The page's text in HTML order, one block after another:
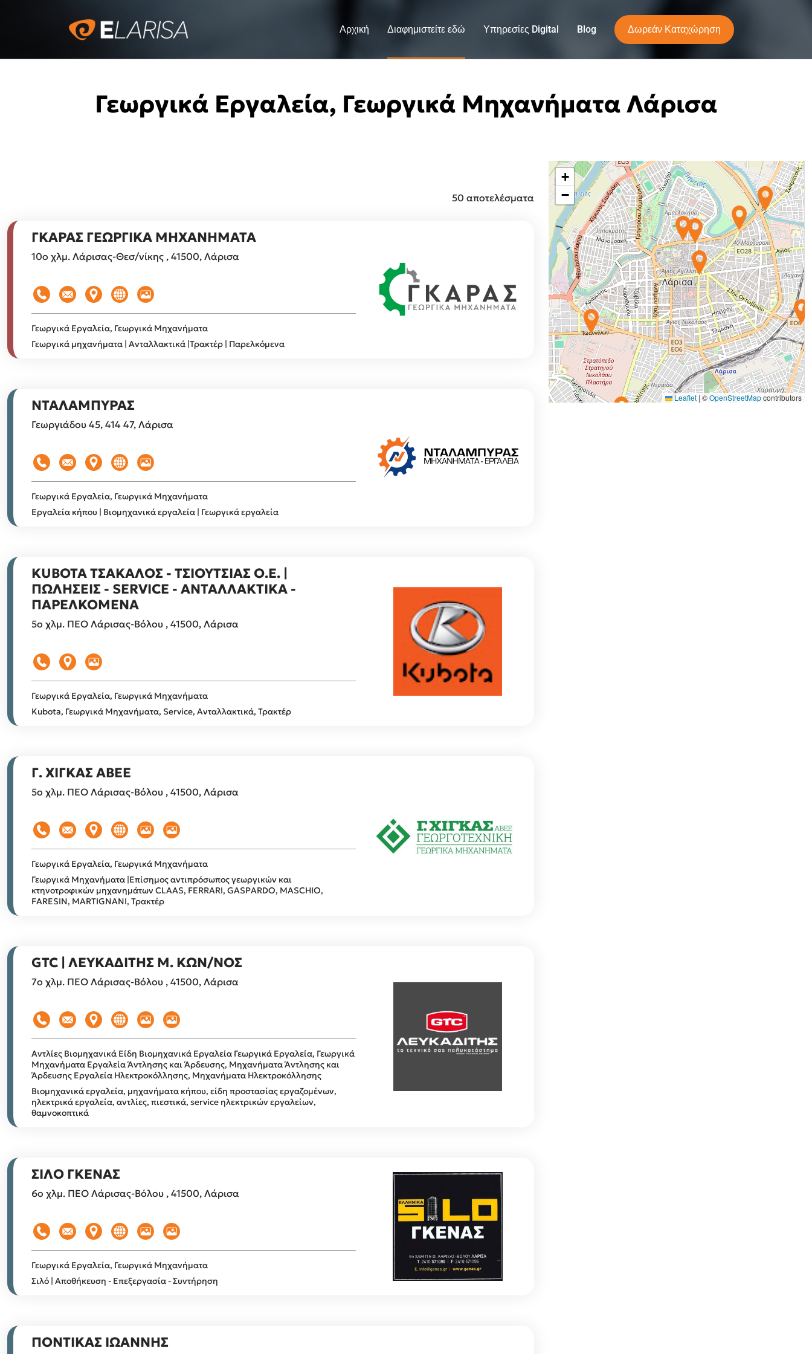
Αρχική Διαφημιστείτε εδώ Υπηρεσίες Digital Blog Δωρεάν Καταχώρηση
Γεωργικά Εργαλεία, Γεωργικά Μηχανήματα Λάρισα
50 αποτελέσματα
ΓΚΑΡΑΣ ΓΕΩΡΓΙΚΑ ΜΗΧΑΝΗΜΑΤΑ
10ο χλμ. Λάρισας-Θεσ/νίκης , 41500, Λάρισα
Γεωργικά Εργαλεία, Γεωργικά Μηχανήματα
Γεωργικά μηχανήματα | Ανταλλακτικά |Τρακτέρ | Παρελκόμενα
ΝΤΑΛΑΜΠΥΡΑΣ
Γεωργιάδου 45, 414 47, Λάρισα
Γεωργικά Εργαλεία, Γεωργικά Μηχανήματα
Εργαλεία κήπου | Βιομηχανικά εργαλεία | Γεωργικά εργαλεία
KUBOTA ΤΣΑΚΑΛΟΣ - ΤΣΙΟΥΤΣΙΑΣ Ο.Ε. |
ΠΩΛΗΣΕΙΣ - SERVICE - ΑΝΤΑΛΛΑΚΤΙΚΑ -
ΠΑΡΕΛΚΟΜΕΝΑ
5ο χλμ. ΠΕΟ Λάρισας-Βόλου , 41500, Λάρισα
Γεωργικά Εργαλεία, Γεωργικά Μηχανήματα
Kubota, Γεωργικά Μηχανήματα, Service, Ανταλλακτικά, Τρακτέρ
Γ. ΧΙΓΚΑΣ ΑΒΕΕ
5ο χλμ. ΠΕΟ Λάρισας-Βόλου , 41500, Λάρισα
Γεωργικά Εργαλεία, Γεωργικά Μηχανήματα
Γεωργικά Μηχανήματα |Επίσημος αντιπρόσωπος γεωργικών και
κτηνοτροφικών μηχανημάτων CLAAS, FERRARI, GASPARDO, MASCHIO,
FARESIN, MARTIGNANI, Τρακτέρ
GTC | ΛΕΥΚΑΔΙΤΗΣ Μ. ΚΩΝ/ΝΟΣ
7ο χλμ. ΠΕΟ Λάρισας-Βόλου , 41500, Λάρισα
Αντλίες Βιομηχανικά Είδη Βιομηχανικά Εργαλεία Γεωργικά Εργαλεία, Γεωργικά
Μηχανήματα Εργαλεία Άντλησης και Άρδευσης, Μηχανήματα Άντλησης και
Άρδευσης Εργαλεία Ηλεκτροκόλλησης, Μηχανήματα Ηλεκτροκόλλησης
Βιομηχανικά εργαλεία, μηχανήματα κήπου, είδη προστασίας εργαζομένων,
ηλεκτρικά εργαλεία, αντλίες, πιεστικά, service ηλεκτρικών εργαλείων,
θαμνοκοπτικά
ΣΙΛΟ ΓΚΕΝΑΣ
6ο χλμ. ΠΕΟ Λάρισας-Βόλου , 41500, Λάρισα
Γεωργικά Εργαλεία, Γεωργικά Μηχανήματα
Σιλό | Αποθήκευση - Επεξεργασία - Συντήρηση
ΠΟΝΤΙΚΑΣ ΙΩΑΝΝΗΣ
+
−
Leaflet | ©OpenStreetMapcontributors